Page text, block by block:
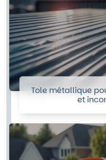
Tole métallique
et